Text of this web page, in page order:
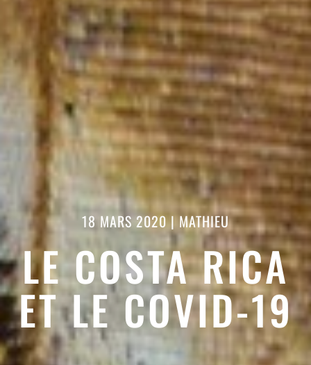
18 MARS 2020|MATHIEU
LE COSTA RICA
ET LE COVID-19